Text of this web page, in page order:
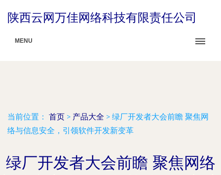
陕西云网万佳网络科技有限责任公司
MENU
当前位置： 首页 > 产品大全 > 绿厂开发者大会前瞻 聚焦网
络与信息安全，引领软件开发新变革
绿厂开发者大会前瞻 聚焦网络